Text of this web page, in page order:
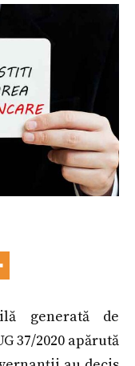
generată de
37/2020 apărută